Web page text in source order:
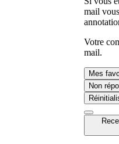
mail
Votre
mail.
Mes
Non